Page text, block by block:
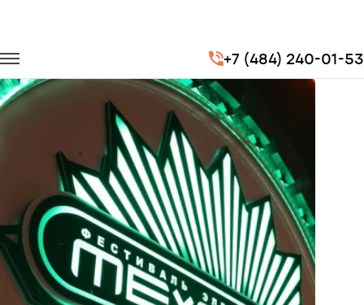
+7 (484) 240-01-53
Транспорт на концерты
Фестиваль «Механика» OpenAir